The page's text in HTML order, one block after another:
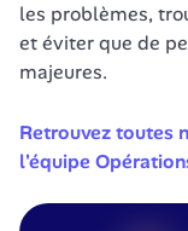
les problèmes,
et éviter que de
majeures.
Retrouvez toutes
l'équipe